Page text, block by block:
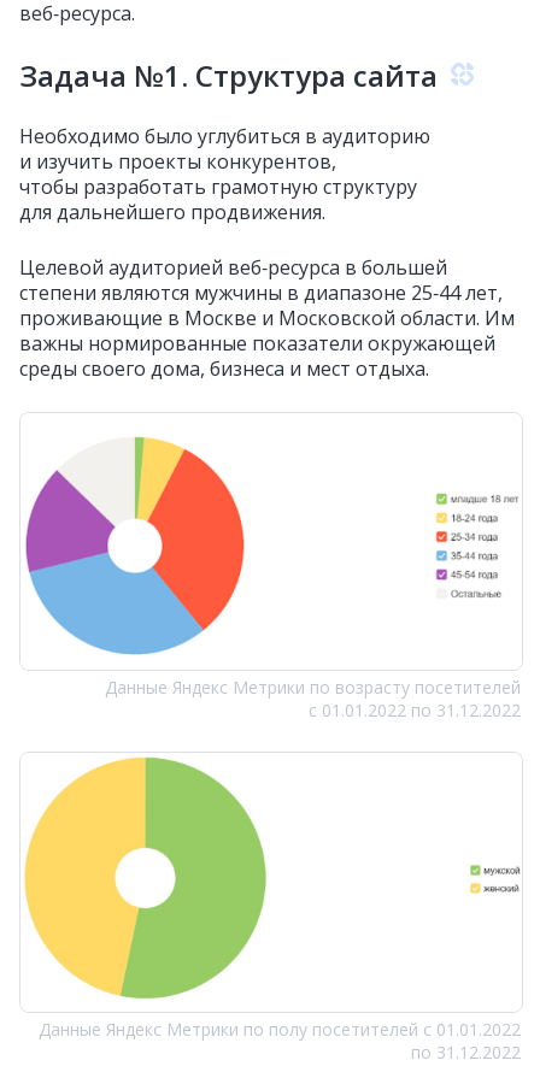
веб‑ресурса.
Задача №1. Структура сайта
Необходимо было углубиться в аудиторию
и изучить проекты конкурентов,
чтобы разработать грамотную структуру
для дальнейшего продвижения.
Целевой аудиторией веб‑ресурса в большей
степени являются мужчины в диапазоне 25‑44 лет,
проживающие в Москве и Московской области. Им
важны нормированные показатели окружающей
среды своего дома, бизнеса и мест отдыха.
Данные Яндекс Метрики по возрасту посетителей
с 01.01.2022 по 31.12.2022
Данные Яндекс Метрики по полу посетителей с 01.01.2022
по 31.12.2022